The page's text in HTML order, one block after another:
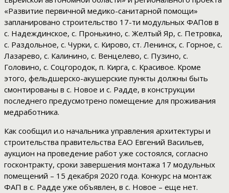
«Развитие первичной медико-санитарной помощи»
запланировано строительство 17-ти модульных ФАПов в
с. Надеждинское, с. Пронькино, с. Желтый Яр, с. Петровка,
с. Раздольное, с. Чурки, с. Кирово, ст. Ленинск, с. Горное, с.
Лазарево, с. Калинино, с. Венцелево, с. Пузино, с.
Головино, с. Соцгородок, п. Кирга, с. Красивое. Кроме
этого, фельдшерско-акушерские пункты должны быть
смонтированы в с. Новое и с. Радде, в конструкции
последнего предусмотрено помещение для проживания
медработника.
Как сообщил и.о начальника управления архитектуры и
строительства правительства ЕАО Евгений Васильев,
аукцион на проведение работ уже состоялся, согласно
госконтракту, сроки завершения монтажа 17 модульных
помещений – 15 декабря 2020 года. Конкурс на монтаж
ФАП в с. Радде уже объявлен, в с. Новое – еще нет.